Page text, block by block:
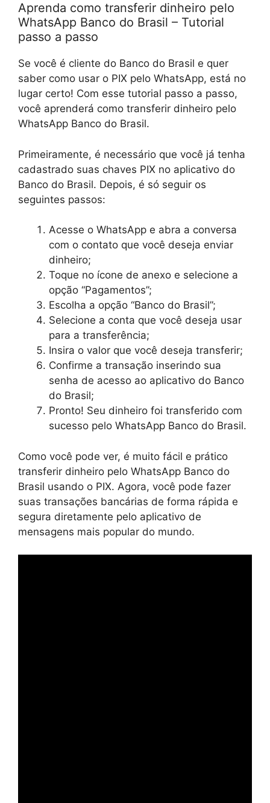
Aprenda como transferir dinheiro pelo
WhatsApp Banco do Brasil – Tutorial
passo a passo
Se você é cliente do Banco do Brasil e quer
saber como usar o PIX pelo WhatsApp, está no
lugar certo! Com esse tutorial passo a passo,
você aprenderá como transferir dinheiro pelo
WhatsApp Banco do Brasil.
Primeiramente, é necessário que você já tenha
cadastrado suas chaves PIX no aplicativo do
Banco do Brasil. Depois, é só seguir os
seguintes passos:
Acesse o WhatsApp e abra a conversa
com o contato que você deseja enviar
dinheiro;
Toque no ícone de anexo e selecione a
opção “Pagamentos”;
Escolha a opção “Banco do Brasil”;
Selecione a conta que você deseja usar
para a transferência;
Insira o valor que você deseja transferir;
Confirme a transação inserindo sua
senha de acesso ao aplicativo do Banco
do Brasil;
Pronto! Seu dinheiro foi transferido com
sucesso pelo WhatsApp Banco do Brasil.
Como você pode ver, é muito fácil e prático
transferir dinheiro pelo WhatsApp Banco do
Brasil usando o PIX. Agora, você pode fazer
suas transações bancárias de forma rápida e
segura diretamente pelo aplicativo de
mensagens mais popular do mundo.